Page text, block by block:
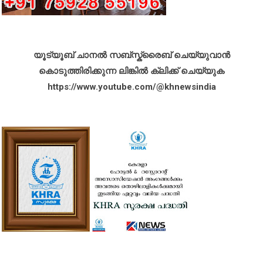
യൂട്യൂബ് ചാനൽ സബ്സ്ക്രൈബ് ചെയ്യുവാൻ
കൊടുത്തിരിക്കുന്ന ലിങ്കിൽ ക്ലിക്ക് ചെയ്യുക
https://www.youtube.com/@khnewsindia